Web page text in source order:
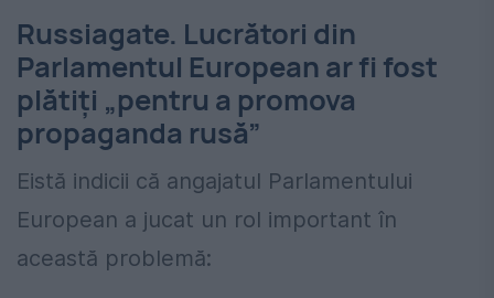
Russiagate. Lucrători din
Parlamentul European ar fi fost
plătiţi „pentru a promova
propaganda rusă”
Eistă indicii că angajatul Parlamentului
European a jucat un rol important în
această problemă: